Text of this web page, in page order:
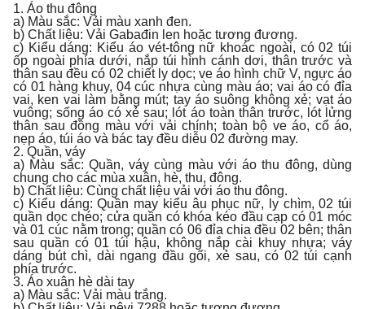
1. Áo thu đông
a) Màu sắc: Vải màu xanh đen.
b) Chất liệu: Vải Gabađin len hoặc tương đương.
c) Kiểu dáng: Kiểu áo vét-tông nữ khoác ngoài, có 02 túi
ốp ngoài phía dưới, nắp túi hình cánh dơi, thân trước và
thân sau đều có 02 chiết ly dọc; ve áo hình chữ V, ngực áo
có 01 hàng khuy, 04 cúc nhựa cùng màu áo; vai áo có đỉa
vai, ken vai làm bằng mút; tay áo suông không xẻ; vạt áo
vuông; sống áo có xẻ sau; lót áo toàn thân trước, lót lửng
thân sau đồng màu với vải chính; toàn bộ ve áo, cổ áo,
nẹp áo, túi áo và bác tay đều diễu 02 đường may.
2. Quần, váy
a) Màu sắc: Quần, váy cùng màu với áo thu đông, dùng
chung cho các mùa xuân, hè, thu, đông.
b) Chất liệu: Cùng chất liệu vải với áo thu đông.
c) Kiểu dáng: Quần may kiểu âu phục nữ, ly chìm, 02 túi
quần dọc chéo; cửa quần có khóa kéo đầu cạp có 01 móc
và 01 cúc nằm trong; quần có 06 đỉa chia đều 02 bên; thân
sau quần có 01 túi hậu, không nắp cài khuy nhựa; váy
dáng bút chì, dài ngang đầu gối, xẻ sau, có 02 túi cạnh
phía trước.
3. Áo xuân hè dài tay
a) Màu sắc: Vải màu trắng.